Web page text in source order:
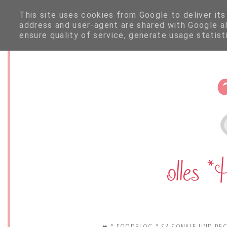
This site uses cookies from Google to deliver
address and user-agent are shared with
ensure quality of service, generate usage